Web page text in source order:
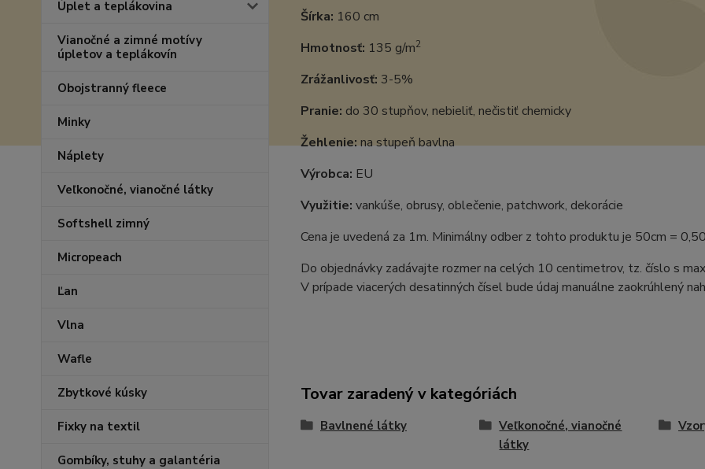
Úplet a teplákovina
Vianočné a zimné motívy
úpletov a teplákovín
Obojstranný fleece
Minky
Náplety
Veľkonočné, vianočné látky
Softshell zimný
Micropeach
Ľan
Vlna
Wafle
Zbytkové kúsky
Fixky na textil
Gombíky, stuhy a galantéria
Šírka: 160 cm
Hmotnosť: 135 g/m2
Zrážanlivosť: 3-5%
Pranie: do 30 stupňov, nebieliť, nečistiť chemicky
Žehlenie:na stupeň bavlna
Výrobca: EU
Využitie: vankúše, obrusy, oblečenie, patchwork, dekorácie
Cena je uvedená za 1m. Minimálny odber z tohto produktu je 50cm =
Do objednávky zadávajte rozmer na celých 10 centimetrov, tz. číslo s
V prípade viacerých desatinných čísel bude údaj manuálne zaokrúhlený
Tovar zaradený v kategóriách
Bavlnené látky
Veľkonočné, vianočné
látky